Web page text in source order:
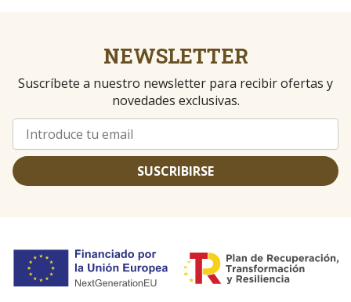
NEWSLETTER
Suscríbete a nuestro newsletter para recibir ofertas y
novedades exclusivas.
SUSCRIBIRSE